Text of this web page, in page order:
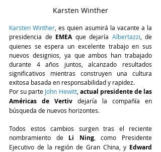
Karsten Winther
Karsten Winther , es quien asumirá la vacante a la
presidencia de EMEA que dejaría Albertazzi , de
quienes se espera un excelente trabajo en sus
nuevos designios, ya que ambos han trabajado
durante 4 años juntos, alcanzado resultados
significativos mientras construyen una cultura
exitosa basada en responsabilidad y rapidez.
Por su parte John Hewitt, actual presidente de las
Américas de Vertiv dejaría la compañía en
búsqueda de nuevos horizontes.
Todos estos cambios surgen tras el reciente
nombramiento de Li Ning, como Presidente
Ejecutivo de la región de Gran China, y Edward